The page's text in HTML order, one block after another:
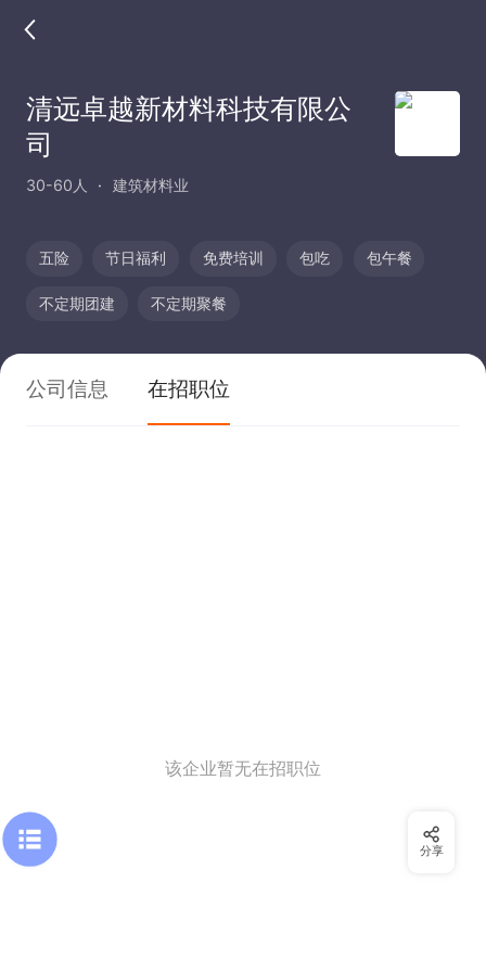
清远卓越新材料科技有限公
司
30-60人 建筑材料业
五险 节日福利 免费培训 包吃 包午餐
不定期团建 不定期聚餐
公司信息 在招职位
该企业暂无在招职位
分享